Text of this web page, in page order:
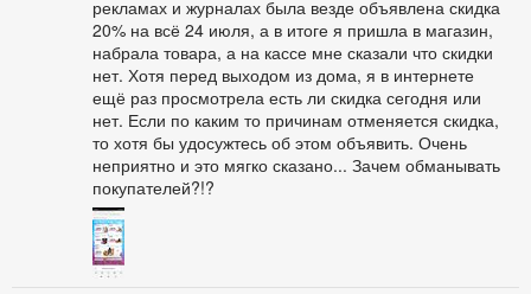
рекламах и журналах была везде объявлена скидка
20% на всё 24 июля, а в итоге я пришла в магазин,
набрала товара, а на кассе мне сказали что скидки
нет. Хотя перед выходом из дома, я в интернете
ещё раз просмотрела есть ли скидка сегодня или
нет. Если по каким то причинам отменяется скидка,
то хотя бы удосужтесь об этом объявить. Очень
неприятно и это мягко сказано... Зачем обманывать
покупателей?!?